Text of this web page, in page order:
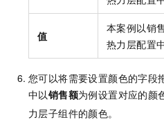
值
本案例以销
热力层配置
您可以将需要设置颜色的字段
中以销售额为例设置对应的颜
力层子组件的颜色。